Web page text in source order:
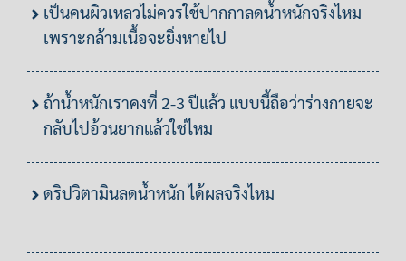
เป็นคนผิวเหลวไม่ควรใช้ปากกาลดน้ำหนักจริงไหม
เพราะกล้ามเนื้อจะยิ่งหายไป
ถ้าน้ำหนักเราคงที่ 2-3 ปีแล้ว แบบนี้ถือว่าร่างกายจะ
กลับไปอ้วนยากแล้วใช่ไหม
ดริปวิตามินลดน้ำหนัก ได้ผลจริงไหม